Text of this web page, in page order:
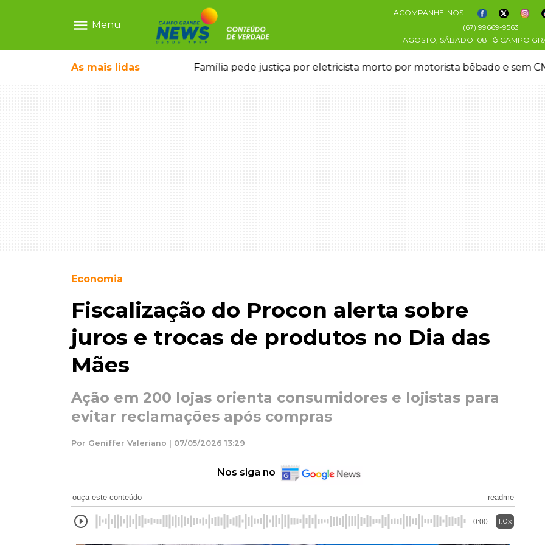
menu Menu
ACOMPANHE-NOS
(67) 99669-9563
AGOSTO, SÁBADO 08 CAMPO
As mais lidas
e morre a caminho do hospital Família pede justiça por eletricista morto por motorista bêbado e sem
Economia
Fiscalização do Procon alerta sobre
juros e trocas de produtos no Dia das
Mães
Ação em 200 lojas orienta consumidores e lojistas para
evitar reclamações após compras
Por Geniffer Valeriano | 07/05/2026 13:29
Nos siga no
ouça este conteúdo readme
0:00 1.0x